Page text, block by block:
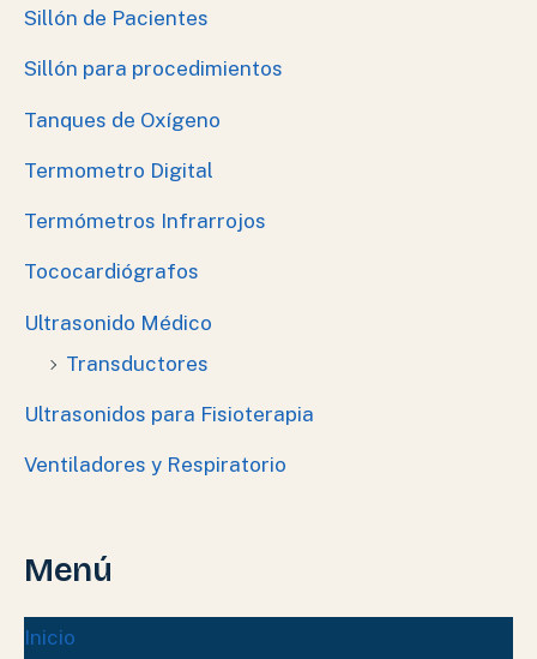
Sillón de Pacientes
Sillón para procedimientos
Tanques de Oxígeno
Termometro Digital
Termómetros Infrarrojos
Tococardiógrafos
Ultrasonido Médico
Transductores
Ultrasonidos para Fisioterapia
Ventiladores y Respiratorio
Menú
Inicio